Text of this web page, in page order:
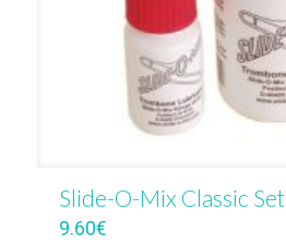
Slide-O-Mix Classic Set
9.60€